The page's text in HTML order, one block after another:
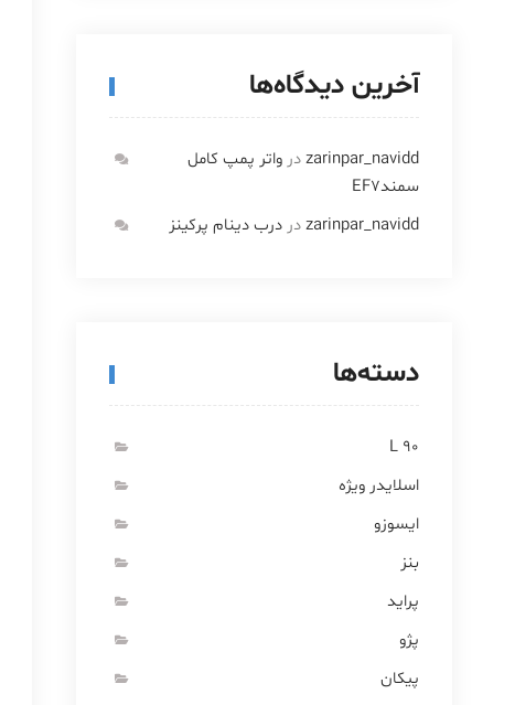
آخرین دیدگاه‌ها
zarinpar_naviddدر واتر پمپ کامل
سمندEF7
zarinpar_naviddدر درب دینام پرکینز
دسته‌ها
L 90
اسلایدر ویژه
ایسوزو
بنز
پراید
پژو
پیکان